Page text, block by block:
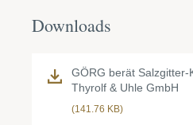
Downloads
GÖRG berät
Thyrolf & Uhle GmbH
(141.76 KB)